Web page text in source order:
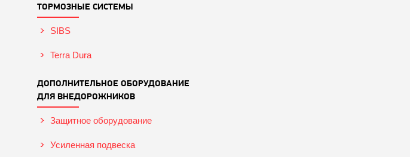
ТОРМОЗНЫЕ СИСТЕМЫ
SIBS
Terra Dura
ДОПОЛНИТЕЛЬНОЕ ОБОРУДОВАНИЕ
ДЛЯ ВНЕДОРОЖНИКОВ
Защитное оборудование
Усиленная подвеска